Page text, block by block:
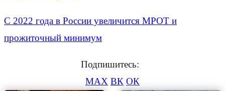
С 2022 года в России увеличится МРОТ и
прожиточный минимум
Подпишитесь:
MAX ВК ОК